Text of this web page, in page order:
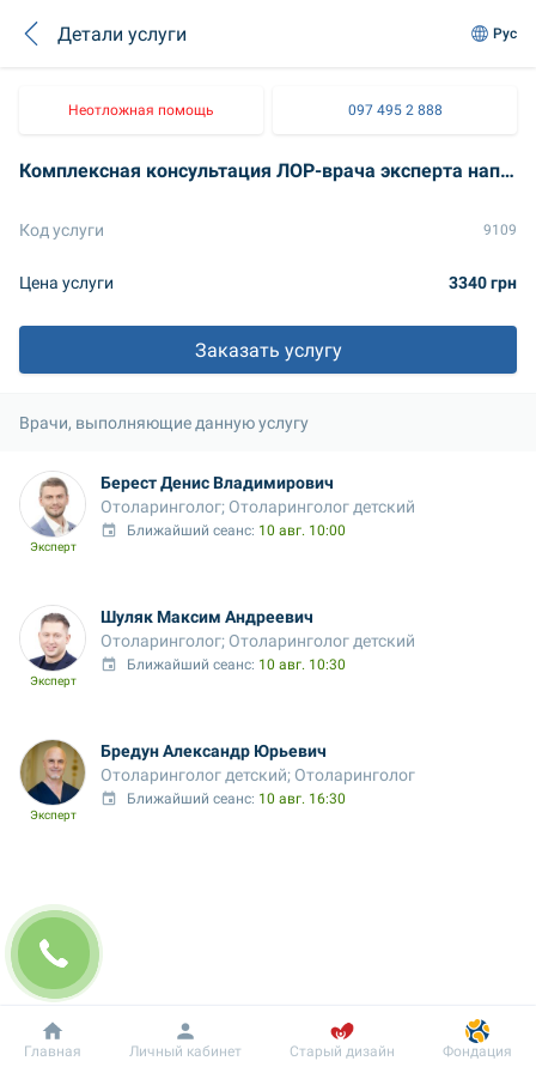
Детали услуги Рус
Неотложная помощь 097 495 2 888
Комплексная консультация ЛОР-врача эксперта направления для детей с эндоскопией ЛОР-органов
Код услуги 9109
Цена услуги 3340 грн
Заказать услугу
Врачи, выполняющие данную услугу
Эксперт
Берест Денис Владимирович
Отоларинголог; Отоларинголог детский
Ближайший сеанс: 10 авг. 10:00
Эксперт
Шуляк Максим Андреевич
Отоларинголог; Отоларинголог детский
Ближайший сеанс: 10 авг. 10:30
Эксперт
Бредун Александр Юрьевич
Отоларинголог детский; Отоларинголог
Ближайший сеанс: 10 авг. 16:30
Добробут Информация Пациенту
Главная Личный кабинет Старый дизайн Фондация